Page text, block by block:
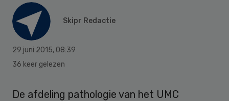
Skipr Redactie
29 juni 2015, 08:39
36 keer gelezen
De afdeling pathologie van het UMC